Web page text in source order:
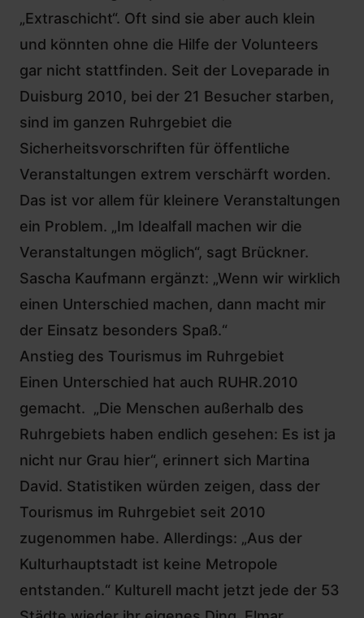
„Extraschicht“. Oft sind sie aber auch klein
und könnten ohne die Hilfe der Volunteers
gar nicht stattfinden. Seit der Loveparade in
Duisburg 2010, bei der 21 Besucher starben,
sind im ganzen Ruhrgebiet die
Sicherheitsvorschriften für öffentliche
Veranstaltungen extrem verschärft worden.
Das ist vor allem für kleinere Veranstaltungen
ein Problem. „Im Idealfall machen wir die
Veranstaltungen möglich“, sagt Brückner.
Sascha Kaufmann ergänzt: „Wenn wir wirklich
einen Unterschied machen, dann macht mir
der Einsatz besonders Spaß.“
Anstieg des Tourismus im Ruhrgebiet
Einen Unterschied hat auch RUHR.2010
gemacht. „Die Menschen außerhalb des
Ruhrgebiets haben endlich gesehen: Es ist ja
nicht nur Grau hier“, erinnert sich Martina
David. Statistiken würden zeigen, dass der
Tourismus im Ruhrgebiet seit 2010
zugenommen habe. Allerdings: „Aus der
Kulturhauptstadt ist keine Metropole
entstanden.“ Kulturell macht jetzt jede der 53